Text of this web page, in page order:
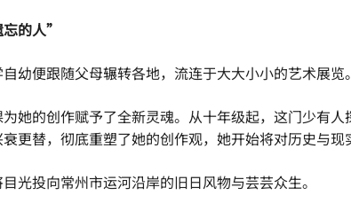
的人”
幼便跟随父母辗转各地，流连于大大小小的艺术展览
她的创作赋予了全新灵魂。从十年级起，这门少有
更替，彻底重塑了她的创作观，她开始将对历史与
光投向常州市运河沿岸的旧日风物与芸芸众生。